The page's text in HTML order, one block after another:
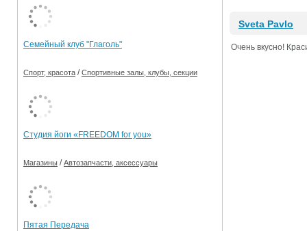
Sveta Pavlo
Очень вкусно!
Семейный клуб "Глаголь"
Спорт, красота /Спортивные залы, клубы, секции
Студия йоги «FREEDOM for you»
Магазины /Автозапчасти, аксессуары
Пятая Передача